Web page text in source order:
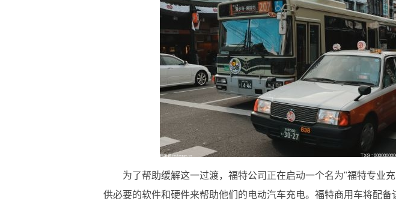
为了帮助缓解这一过渡，福特公司正在启动一个名为"福特专业
供必要的软件和硬件来帮助他们的电动汽车充电。福特商用车将配备